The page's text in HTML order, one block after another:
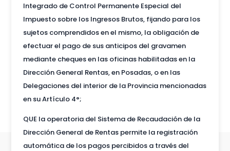
Integrado de Control Permanente Especial del
Impuesto sobre los Ingresos Brutos, fijando para los
sujetos comprendidos en el mismo, la obligación de
efectuar el pago de sus anticipos del gravamen
mediante cheques en las oficinas habilitadas en la
Dirección General Rentas, en Posadas, o en las
Delegaciones del interior de la Provincia mencionadas
en su Artículo 4°;
QUE la operatoria del Sistema de Recaudación de la
Dirección General de Rentas permite la registración
automática de los pagos percibidos a través del